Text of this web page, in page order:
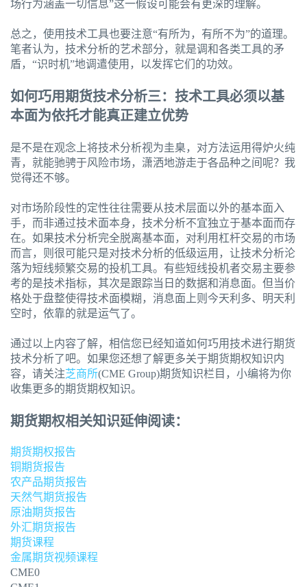
场行为涵盖一切信息”这一假设可能会有更深的理解。
总之，使用技术工具也要注意“有所为，有所不为”的道理。
笔者认为，技术分析的艺术部分，就是调和各类工具的矛
盾，“识时机”地调遣使用，以发挥它们的功效。
如何巧用期货技术分析三：技术工具必须以基
本面为依托才能真正建立优势
是不是在观念上将技术分析视为圭臬，对方法运用得炉火纯
青，就能驰骋于风险市场，潇洒地游走于各品种之间呢？我
觉得还不够。
对市场阶段性的定性往往需要从技术层面以外的基本面入
手，而非通过技术面本身，技术分析不宜独立于基本面而存
在。如果技术分析完全脱离基本面，对利用杠杆交易的市场
而言，则很可能只是对技术分析的低级运用，让技术分析沦
落为短线频繁交易的投机工具。有些短线投机者交易主要参
考的是技术指标，其次是跟踪当日的数据和消息面。但当价
格处于盘整使得技术面模糊，消息面上则今天利多、明天利
空时，依靠的就是运气了。
通过以上内容了解，相信您已经知道如何巧用技术进行期货
技术分析了吧。如果您还想了解更多关于期货期权知识内
容，请关注芝商所(CME Group)期货知识栏目，小编将为你
收集更多的期货期权知识。
期货期权相关知识延伸阅读：
期货期权报告
铜期货报告
农产品期货报告
天然气期货报告
原油期货报告
外汇期货报告
期货课程
金属期货视频课程
CME0